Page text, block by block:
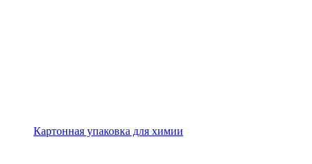
Картонная упаковка для химии